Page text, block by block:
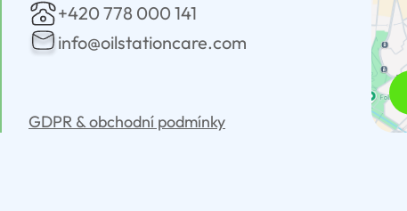
+420 778 000 141
info@oilstationcare.com
GDPR & obchodní podmínky